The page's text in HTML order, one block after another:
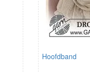
Hoofdband